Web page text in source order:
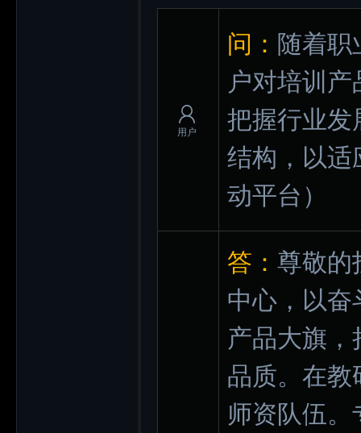
用户
问： 随着职
户对培训
把握行业发
结构，以适
动平台）
答： 尊敬的
中心，以奋
产品大旗
品质。在教
师资队伍